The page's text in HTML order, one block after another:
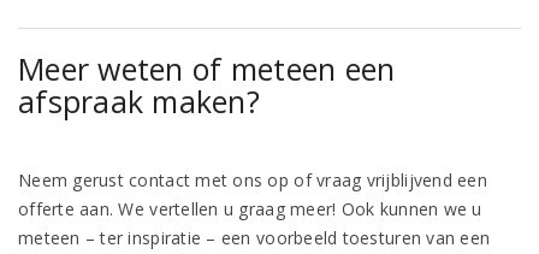
Meer weten of meteen een
afspraak maken?
Neem gerust contact met ons op of vraag vrijblijvend een
offerte aan. We vertellen u graag meer! Ook kunnen we u
meteen – ter inspiratie – een voorbeeld toesturen van een